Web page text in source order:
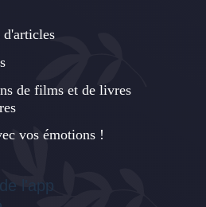
de films et de livres
vos émotions !